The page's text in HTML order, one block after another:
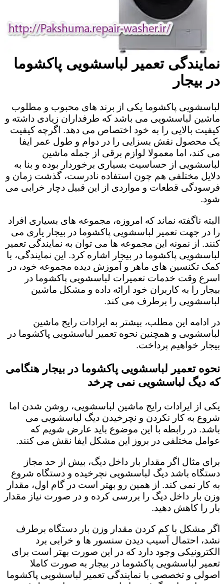
نمایندگی تعمیر لباسشویی پاکشوما
در بیجار
لباسشویی پاکشوما یکی از برند های محبوب و مطلوب
ماشین لباسشویی می باشد که طرفداران زیادی داشته و
کیفیت بالایی را به خود اختصاص می دهد. اگرچه کیفیت
یک محصول نقش بسزایی را در دوام و طول عمر ایفا
می کند، اما معمولا لوازم برقی از جمله ماشین
لباسشویی از حساسیت بسیاری برخوردار بوده و بنا به
دلایل مختلفی هم چون استفاده نادرست، گذشت زمان و
فرسودگی قطعات و مواردی از این قبیل دچار خرابی می
شود.
البته ناگفته نماند که امروزه، مجموعه های بسیاری افراد
را در جهت تعمیر لباسشویی پاکشوما در بیجار یاری می
کنند. از نمونه این مجموعه ها می توان به نمایندگی تعمیر
لباسشویی پاکشوما در بیجار اشاره کرد. این نمایندگی، با
کمک تکنسین های ماهر و آموزش دیده مجموعه خود، در
اسرع وقت خدمات تعمیرات لباسشویی پاکشوما در
بیجار را به کاربران خود ارائه داده و مشکل ماشین
لباسشویی را برطرف می کند.
در ادامه این مطلب، بیشتر به ایرادات رایج ماشین
لباسشویی و همچنین نحوه تعمیر لباسشویی پاکشوما در
بیجار خواهیم پرداخت.
نحوه تعمیر لباسشویی پاکشوما در بیجار هنگامی
که دیگ لباسشویی نمی چرخد
یکی از ایرادات رایج ماشین لباسشویی، روشن شدن اما
شروع به کار نکردن و نچرخیدن دیگ لباسشویی می
باشد. در رابطه با این موضوع باید عارض شویم که
عوامل مختلفی در بروز این مشکل ایفا نقش می کنند.
برای مثال اگر مقدار بار داخل دیگ، بیش از حد مجاز
دستگاه باشد دیگ لباسشویی نچرخیده و دستگاه شروع
به کار نمی کند. از همین رو بهتر است در گام اول، مقدار
وزن بار داخل دیگ را بررسی کرده و در صورت نیاز مقدار
بار را کاهش دهید‌.
اگر مشکل با کم کردن مقدار وزن بار دستگاه برطرف
نشد، احتمال آسیب دیدن سنسور ها و خرابی برد
الکترونیکی وجود دارد که در این صورت بهتر است برای
تعمیر لباسشویی پاکشوما در بیجار به صورت کاملا
اصولی و تخصصی با نمایندگی تعمیر لباسشویی پاکشوما